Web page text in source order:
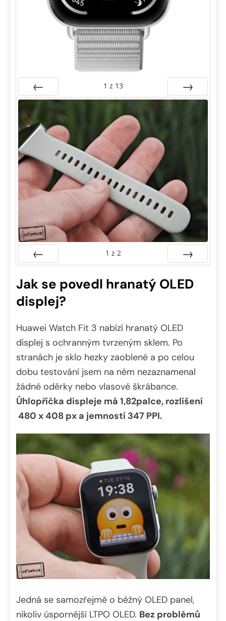
Předchozí
1 z 13
Další
1 z 2
Jak se povedl hranatý OLED
displej?
Huawei Watch Fit 3 nabízí hranatý OLED
displej s ochranným tvrzeným sklem. Po
stranách je sklo hezky zaoblené a po celou
dobu testování jsem na něm nezaznamenal
žádné oděrky nebo vlasové škrábance.
Úhlopříčka displeje má 1,82palce, rozlišení
480 x 408 px a jemností 347 PPI.
Jedná se samozřejmě o běžný OLED panel,
nikoliv úspornější LTPO OLED. Bez problémů